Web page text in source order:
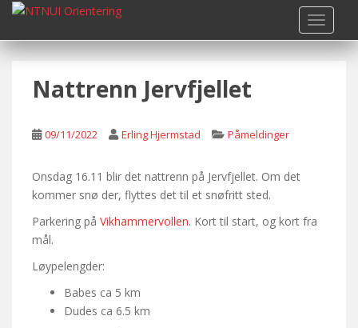
i
Nattrenn Jervfjellet
09/11/2022 Erling Hjermstad Påmeldinger
Onsdag 16.11 blir det nattrenn på Jervfjellet. Om det
kommer snø der, flyttes det til et snøfritt sted.
Parkering på Vikhammervollen. Kort til start, og kort fra
mål.
Løypelengder:
Babes ca 5 km
Dudes ca 6.5 km